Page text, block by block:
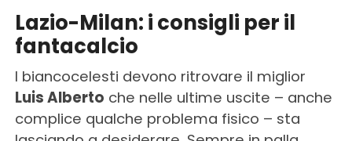
Lazio-Milan: i consigli per il
fantacalcio
I biancocelesti devono ritrovare il miglior
Luis Alberto che nelle ultime uscite – anche
complice qualche problema fisico – sta